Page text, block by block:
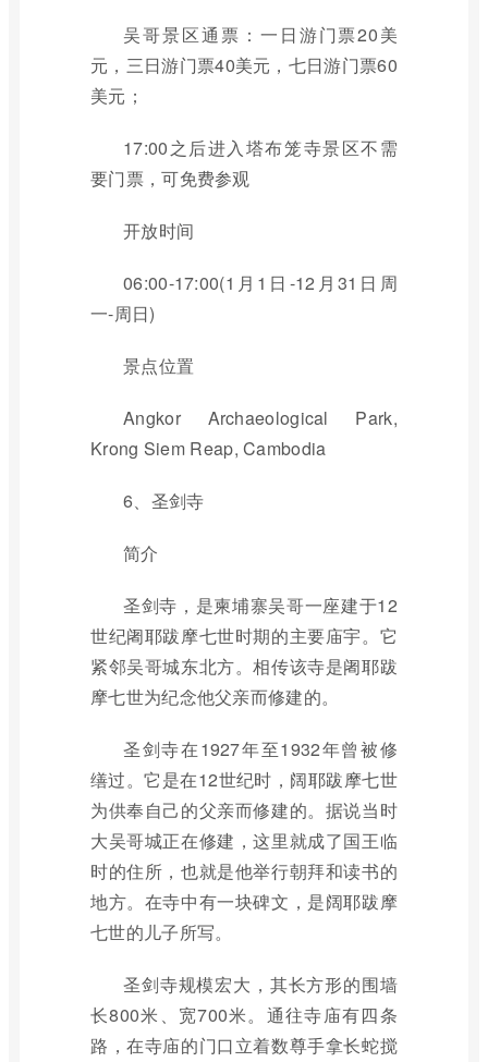
吴哥景区通票：一日游门票20美
元，三日游门票40美元，七日游门票60
美元；
17:00之后进入塔布笼寺景区不需
要门票，可免费参观
开放时间
06:00-17:00(1月1日-12月31日周
一-周日)
景点位置
Angkor Archaeological Park,
Krong Siem Reap, Cambodia
6、圣剑寺
简介
圣剑寺，是柬埔寨吴哥一座建于12
世纪阇耶跋摩七世时期的主要庙宇。它
紧邻吴哥城东北方。相传该寺是阇耶跋
摩七世为纪念他父亲而修建的。
圣剑寺在1927年至1932年曾被修
缮过。它是在12世纪时，阔耶跋摩七世
为供奉自己的父亲而修建的。据说当时
大吴哥城正在修建，这里就成了国王临
时的住所，也就是他举行朝拜和读书的
地方。在寺中有一块碑文，是阔耶跋摩
七世的儿子所写。
圣剑寺规模宏大，其长方形的围墙
长800米、宽700米。通往寺庙有四条
路，在寺庙的门口立着数尊手拿长蛇搅